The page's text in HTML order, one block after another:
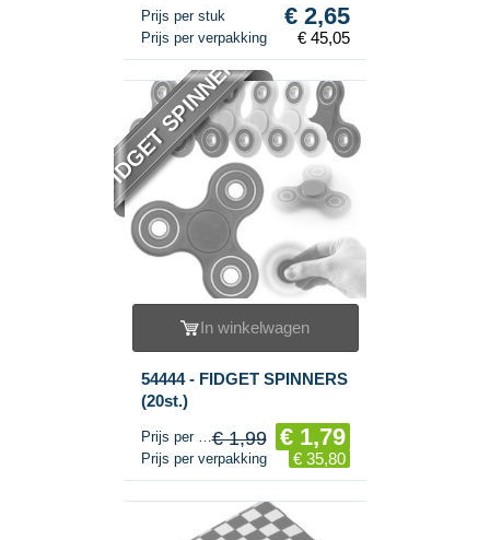
2017*** (17stuks
verlichting.)
Prijs per stuk € 2,65
Prijs per verpakking € 45,05
FIDGET SPINNER
In winkelwagen
54444 - FIDGET SPINNERS
(20st.)
Prijs per stuk€ 1,99 € 1,79
Prijs per verpakking € 35,80